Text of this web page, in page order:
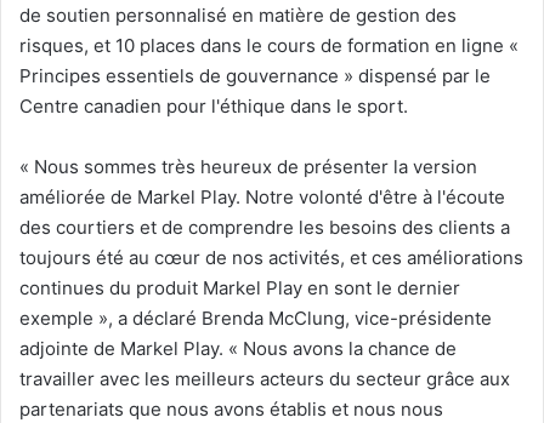
de soutien personnalisé en matière de gestion des
risques, et 10 places dans le cours de formation en ligne «
Principes essentiels de gouvernance » dispensé par le
Centre canadien pour l'éthique dans le sport.
« Nous sommes très heureux de présenter la version
améliorée de Markel Play. Notre volonté d'être à l'écoute
des courtiers et de comprendre les besoins des clients a
toujours été au cœur de nos activités, et ces améliorations
continues du produit Markel Play en sont le dernier
exemple », a déclaré Brenda McClung, vice-présidente
adjointe de Markel Play. « Nous avons la chance de
travailler avec les meilleurs acteurs du secteur grâce aux
partenariats que nous avons établis et nous nous